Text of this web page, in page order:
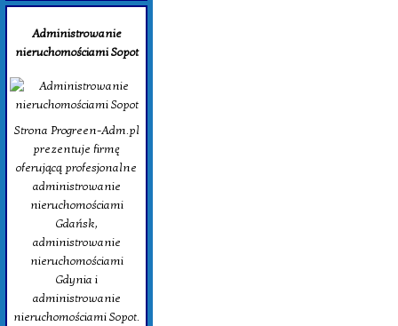
Administrowanie
nieruchomościami Sopot
Strona Progreen-Adm.pl
prezentuje firmę
oferującą profesjonalne
administrowanie
nieruchomościami
Gdańsk,
administrowanie
nieruchomościami
Gdynia i
administrowanie
nieruchomościami Sopot.